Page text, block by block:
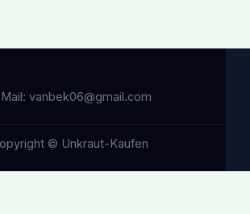
vanbek06@gmail.com
© Unkraut-Kaufen